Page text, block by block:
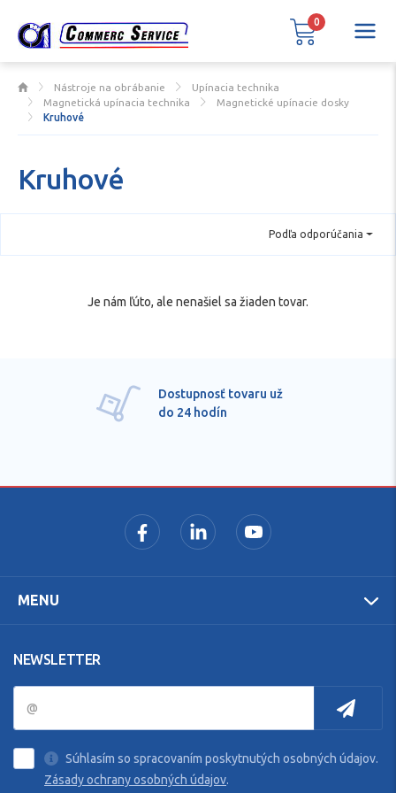
Nástroje na obrábanie
Upínacia technika
Magnetická upínacia technika
Magnetické upínacie dosky
Kruhové
Kruhové
Podľa odporúčania
Je nám ľúto, ale nenašiel sa žiaden tovar.
Dostupnosť tovaru už
do 24 hodín
MENU
NEWSLETTER
Súhlasím so spracovaním poskytnutých osobných údajov.
Zásady ochrany osobných údajov.
0